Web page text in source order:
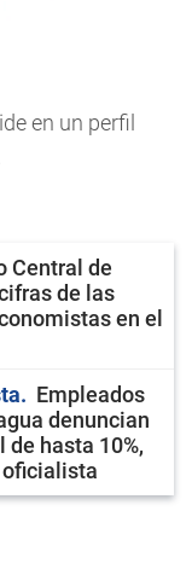
en un perfil
Central de
de las
en el
Empleados
denuncian
hasta 10%,